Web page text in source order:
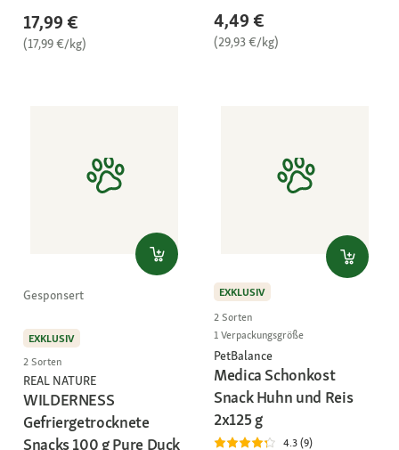
17,99 €
(17,99 €/kg)
4,49 €
(29,93 €/kg)
Gesponsert
EXKLUSIV
2 Sorten
REAL NATURE
WILDERNESS
Gefriergetrocknete
Snacks 100 g Pure Duck
EXKLUSIV
2 Sorten
1 Verpackungsgröße
PetBalance
Medica Schonkost
Snack Huhn und Reis
2x125 g
4.3 (9)